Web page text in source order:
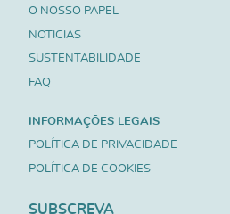
O NOSSO PAPEL
NOTICIAS
SUSTENTABILIDADE
FAQ
INFORMAÇÕES LEGAIS
POLÍTICA DE PRIVACIDADE
POLÍTICA DE COOKIES
SUBSCREVA